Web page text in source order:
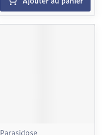
Parasidose